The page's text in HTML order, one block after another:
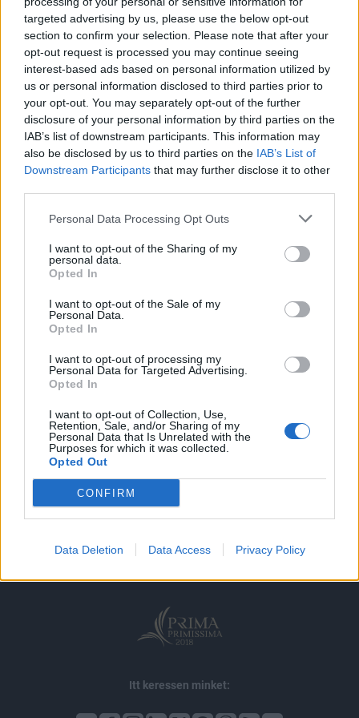
targeted advertising by us, please use the below opt-out
section to confirm your selection. Please note that after your
opt-out request is processed you may continue seeing
interest-based ads based on personal information utilized by
us or personal information disclosed to third parties prior to
your opt-out. You may separately opt-out of the further
disclosure of your personal information by third parties on the
IAB’s list of downstream participants. This information may
also be disclosed by us to third parties on the IAB’s List of
Downstream Participants that may further disclose it to other
Personal Data Processing Opt Outs
I want to opt-out of the Sharing of my
personal data.
Opted In
I want to opt-out of the Sale of my
Personal Data.
Opted In
I want to opt-out of processing my
Personal Data for Targeted Advertising.
Opted In
I want to opt-out of Collection, Use,
Retention, Sale, and/or Sharing of my
Personal Data that Is Unrelated with the
Purposes for which it was collected.
Opted Out
CONFIRM
Data Deletion Data Access Privacy Policy
volatilitás az alacsony érdeklődésnek tudható be. A nap
legfontosabb eseménye a 3 hónapos DKJ aukció volt,
amelyre a 25 mrd Ft-os meghirdetett mennyiség...
KEDVES OLVASÓNK!
A keresett cikk a portfolio.hu hírarchívumához
tartozik, melynek olvasása előfizetéses
regisztrációhoz kötött.
Portfolio.hu teljes cikkarchívum
Kötéslisták: BÉT elmúlt 2 év napon belüli
kötéslistái
Előfizetés
MÁR ELŐFIZETŐNK VAGY?BEJELENTKEZÉS
impresszum
jogi nyilatkozat
süti beállítások
adatvédelem
szerzői jogok médiaajánlat
karrier
Itt keressen minket: